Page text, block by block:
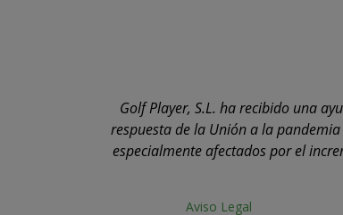
Golf Player, S.L. ha recibido una
respuesta de la Unión a la
especialmente afectados por el
Aviso Legal